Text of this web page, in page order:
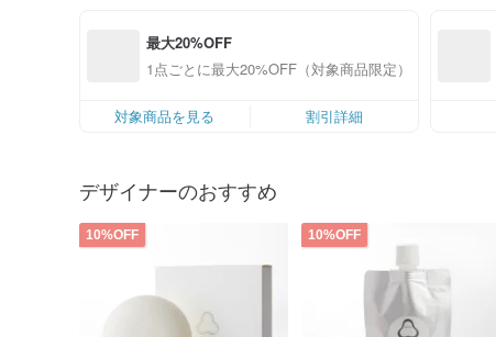
最大20%OFF
1点ごとに最大20%OFF（対象商品限定）
対象商品を見る 割引詳細
デザイナーのおすすめ
10%OFF 10%OFF